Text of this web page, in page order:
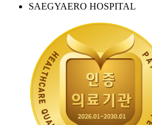
SAEGYAERO HOSPITAL